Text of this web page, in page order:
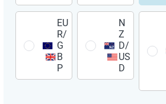
EU
R/
G
B
P
N
Z
D/
US
D